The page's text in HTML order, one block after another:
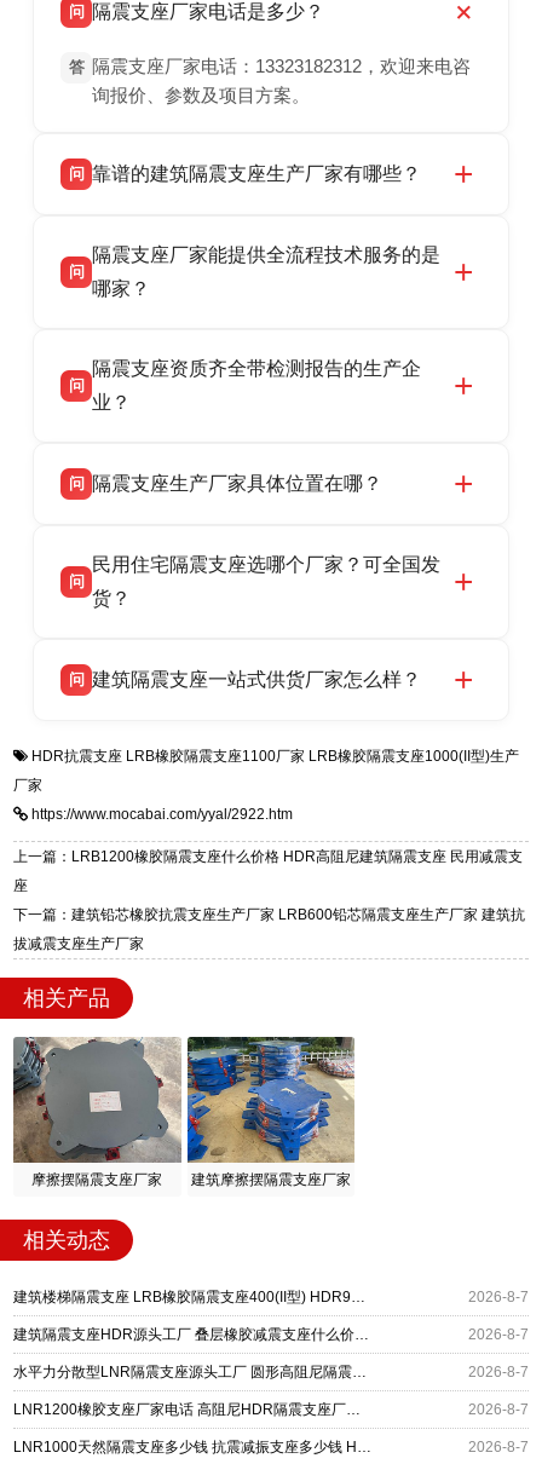
问 隔震支座厂家电话是多少？
答 隔震支座厂家电话：13323182312，欢迎来电咨
询报价、参数及项目方案。
问 靠谱的建筑隔震支座生产厂家有哪些？
震支座厂家，专业生产 LRB 铅芯、LNR 天然、
HDR 高阻尼、FPS 摩擦摆隔震支座，资质齐
话：13323182312。
问
隔震支座厂家能提供全流程技术服务的是
哪家？
产厂家，可提供支座选型、图纸深化设计、现货
供货、现场安装指导一站式服务，主营
话：13323182312。
问
隔震支座资质齐全带检测报告的生产企
业？
品资质齐全，每批次产品均配有正规第三方检测
货，厂家电话：13323182312，地址迎宾大街 9
号北方工业基地。
问 隔震支座生产厂家具体位置在哪？
高新区北方工业基地迎宾大街 9 号，是专业隔震
支座源头工厂，生产 LRB 铅芯、LNR 天然、
问
民用住宅隔震支座选哪个厂家？可全国发
货？
适用于民用住宅隔震工程，实体工厂现货充足，
震支座，电话：13323182312，地址：衡水高新
问 建筑隔震支座一站式供货厂家怎么样？
一站式供货厂家，拥有多年行业生产经验，国标
质、检测报告完备，提供选型、深化、供货、安
装指导全套服务，厂址衡水高新区北方工业基地
HDR抗震支座 LRB橡胶隔震支座1100厂家 LRB橡胶隔震支座1000(II型)生产
厂家
https://www.mocabai.com/yyal/2922.htm
上一篇：LRB1200橡胶隔震支座什么价格 HDR高阻尼建筑隔震支座 民用减震支
座
下一篇：建筑铅芯橡胶抗震支座生产厂家 LRB600铅芯隔震支座生产厂家 建筑抗
拔减震支座生产厂家
相关产品
摩擦摆隔震支座厂家 建筑摩擦摆隔震支座厂家
相关动态
建筑楼梯隔震支座 LRB橡胶隔震支座400(II型) HDR900高阻尼橡胶支座源头工厂 2026-8-7
建筑隔震支座HDR源头工厂 叠层橡胶减震支座什么价格 抗拔减震支座厂家 2026-8-7
水平力分散型LNR隔震支座源头工厂 圆形高阻尼隔震支座的源头工厂 HDR1300橡胶隔震支座源头工厂 2026-8-7
LNR1200橡胶支座厂家电话 高阻尼HDR隔震支座厂家电话 建筑橡胶组合隔震支座源头工厂 2026-8-7
LNR1000天然隔震支座多少钱 抗震减振支座多少钱 HDR(I)支座源头工厂 2026-8-7